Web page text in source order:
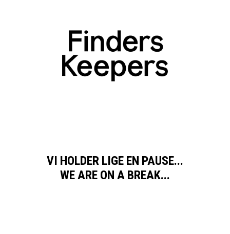
VI HOLDER LIGE EN PAUSE...
WE ARE ON A BREAK...